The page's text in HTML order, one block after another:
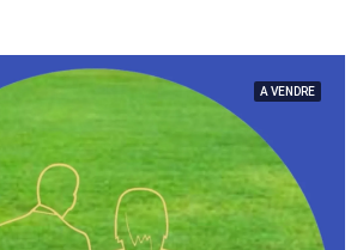
A VENDRE